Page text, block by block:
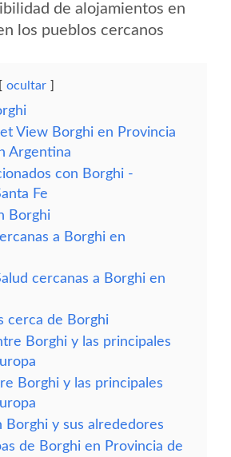
de alojamientos en
los pueblos cercanos
ocultar
View Borghi en Provincia
Argentina
con Borghi -
Fe
Borghi
a Borghi en
cercanas a Borghi en
cerca de Borghi
Borghi y las principales
Borghi y las principales
Borghi y sus alrededores
de Borghi en Provincia de